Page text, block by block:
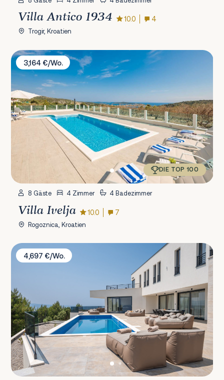
Villa Antico 1934 10.0 4
Trogir, Kroatien
Villa Ivelja
3,164 €/Wo.
DIE TOP 100
8 Gäste 4 Zimmer 4 Badezimmer
Villa Ivelja 10.0 7
Rogoznica, Kroatien
Villa Ivana Omiš
4,697 €/Wo.